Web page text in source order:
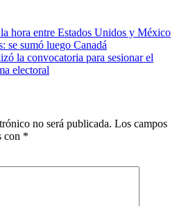
hora entre Estados Unidos y México
se sumó luego Canadá
la convocatoria para sesionar el
electoral
no será publicada. Los campos
con *